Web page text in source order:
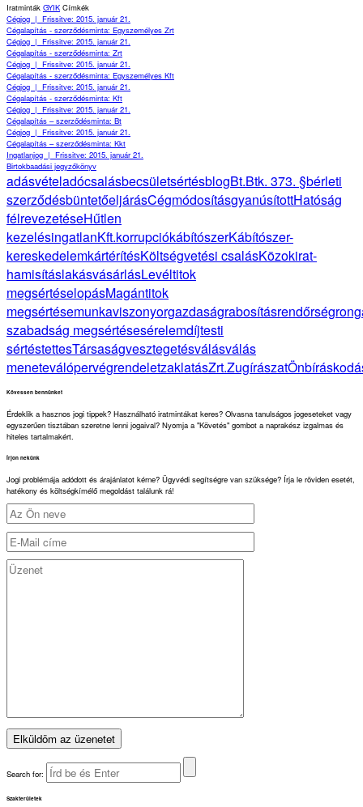
Iratminták GYIK Címkék
Cégjog | Frissitve: 2015. január 21.
Cégalapítás - szerződésminta: Egyszemélyes Zrt
Cégjog | Frissitve: 2015. január 21.
Cégalapítás - szerződésminta: Zrt
Cégjog | Frissitve: 2015. január 21.
Cégalapítás - szerződésminta: Egyszemélyes Kft
Cégjog | Frissitve: 2015. január 21.
Cégalapítás - szerződésminta: Kft
Cégjog | Frissitve: 2015. január 21.
Cégalapítás – szerződésminta: Bt
Cégjog | Frissitve: 2015. január 21.
Cégalapítás – szerződésminta: Kkt
Ingatlanjog | Frissitve: 2015. január 21.
Birtokbaadási jegyzőkönyv
adásvételadócsalásbecsületsértésblogBt.Btk. 373. §bérleti
szerződésbüntetőeljárásCégmódosításgyanúsítottHatóság
félrevezetéseHűtlen
kezelésingatlanKft.korrupciókábítószerKábítószer-
kereskedelemkártérítésKöltségvetési csalásKözokirat-
hamisításlakásvásárlásLevéltitok
megsértéselopásMagántitok
megsértésemunkaviszonyorgazdaságrabosításrendőrség
szabadság megsértésesérelemdíjtesti
sértéstettesTársaságvesztegetésválásválás
meneteválópervégrendeletzaklatásZrt.Zugírászat
Kövessen bennünket
Érdeklik a hasznos jogi tippek? Használható iratmintákat keres? Olvasna tanulságos jogeseteket vagy
egyszerűen tisztában szeretne lenni jogaival? Nyomja a "Követés" gombot a naprakész izgalmas és
hiteles tartalmakért.
Írjon nekünk
Jogi problémája adódott és árajánlatot kérne? Ügyvédi segítségre van szüksége? Írja le röviden esetét,
hatékony és költségkímélő megoldást találunk rá!
Search for:
Szakterületek